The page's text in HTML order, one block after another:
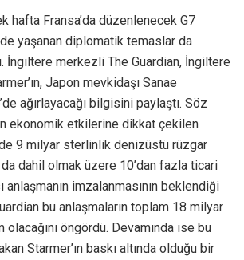
hafta Fransa’da düzenlenecek G7
yaşanan diplomatik temaslar da
İngiltere merkezli The Guardian, İngiltere
Japon mevkidaşı Sanae
ağırlayacağı bilgisini paylaştı. Söz
ekonomik etkilerine dikkat çekilen
9 milyar sterlinlik denizüstü rüzgar
dahil olmak üzere 10’dan fazla ticari
anlaşmanın imzalanmasının beklendiği
bu anlaşmaların toplam 18 milyar
olacağını öngördü. Devamında ise bu
Starmer’ın baskı altında olduğu bir